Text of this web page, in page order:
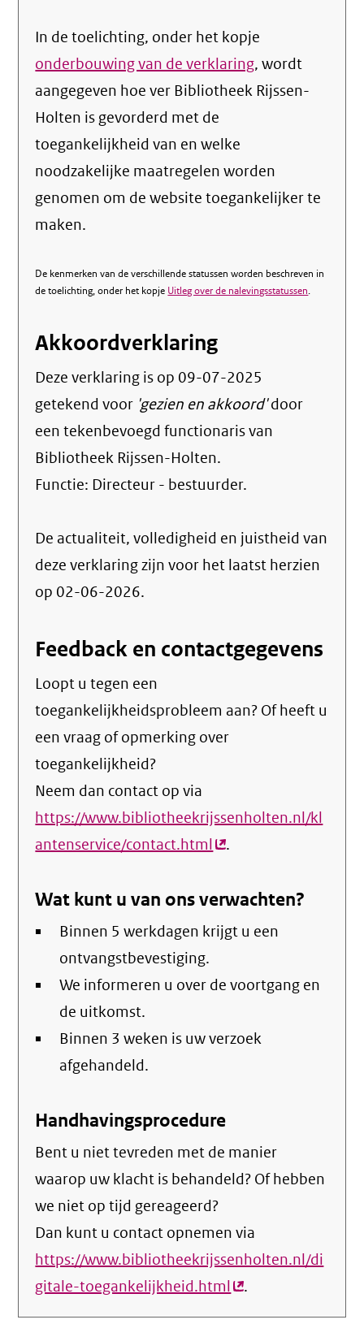
In de toelichting, onder het kopje
onderbouwing van de verklaring, wordt
aangegeven hoe ver Bibliotheek Rijssen-
Holten is gevorderd met de
toegankelijkheid van en welke
noodzakelijke maatregelen worden
genomen om de website toegankelijker te
maken.
De kenmerken van de verschillende statussen worden beschreven in
de toelichting, onder het kopje Uitleg over de nalevingsstatussen.
Akkoordverklaring
Deze verklaring is op 09-07-2025
getekend voor 'gezien en akkoord'door
een tekenbevoegd functionaris van
Bibliotheek Rijssen-Holten.
Functie: Directeur - bestuurder.
De actualiteit, volledigheid en juistheid van
deze verklaring zijn voor het laatst herzien
op 02-06-2026.
Feedback en contactgegevens
Loopt u tegen een
toegankelijkheidsprobleem aan? Of heeft u
een vraag of opmerking over
toegankelijkheid?
Neem dan contact op via
https://www.bibliotheekrijssenholten.nl/kl
antenservice/contact.html(externe
.
Wat kunt u van ons verwachten?
Binnen 5 werkdagen krijgt u een
ontvangstbevestiging.
We informeren u over de voortgang en
de uitkomst.
Binnen 3 weken is uw verzoek
afgehandeld.
Handhavingsprocedure
Bent u niet tevreden met de manier
waarop uw klacht is behandeld? Of hebben
we niet op tijd gereageerd?
Dan kunt u contact opnemen via
https://www.bibliotheekrijssenholten.nl/di
gitale-toegankelijkheid.html(externe
link)
.